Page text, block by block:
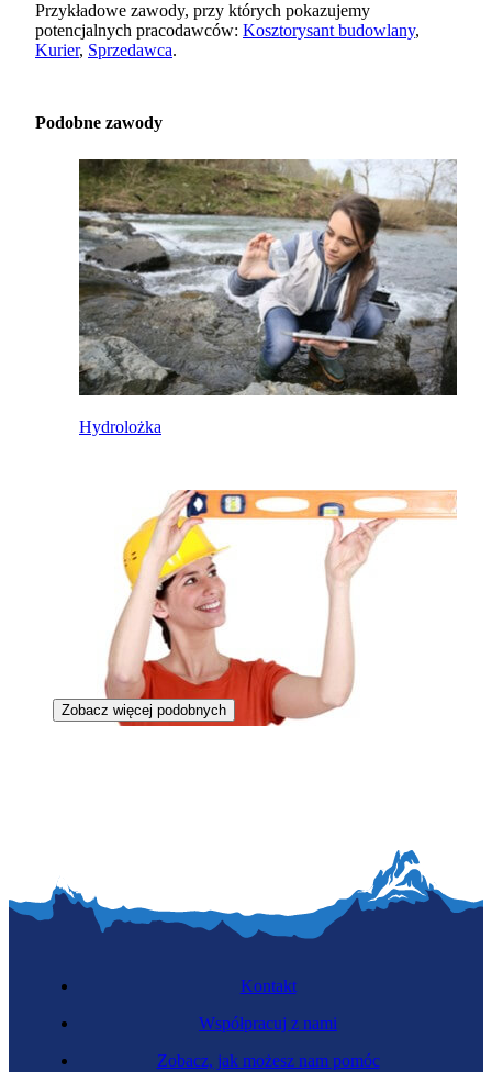
Przykładowe zawody, przy których pokazujemy
potencjalnych pracodawców: Kosztorysant budowlany,
Kurier, Sprzedawca.
Podobne zawody
Hydrolożka
Zobacz więcej podobnych
Kontakt
Współpracuj z nami
Zobacz, jak możesz nam pomóc